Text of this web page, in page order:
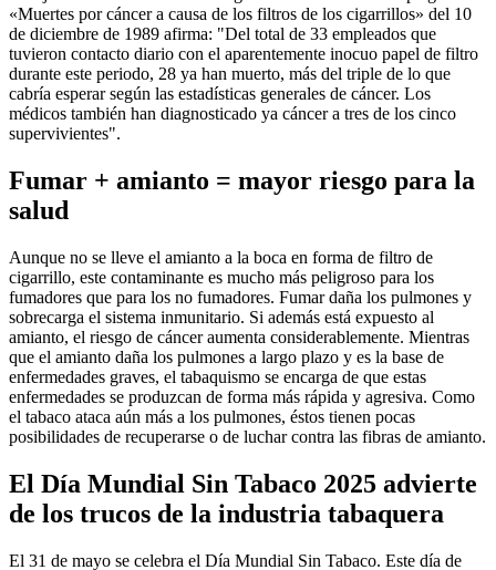
«Muertes por cáncer a causa de los filtros de los cigarrillos» del 10
de diciembre de 1989 afirma: "Del total de 33 empleados que
tuvieron contacto diario con el aparentemente inocuo papel de filtro
durante este periodo, 28 ya han muerto, más del triple de lo que
cabría esperar según las estadísticas generales de cáncer. Los
médicos también han diagnosticado ya cáncer a tres de los cinco
supervivientes".
Fumar + amianto = mayor riesgo para la
salud
Aunque no se lleve el amianto a la boca en forma de filtro de
cigarrillo, este contaminante es mucho más peligroso para los
fumadores que para los no fumadores. Fumar daña los pulmones y
sobrecarga el sistema inmunitario. Si además está expuesto al
amianto, el riesgo de cáncer aumenta considerablemente. Mientras
que el amianto daña los pulmones a largo plazo y es la base de
enfermedades graves, el tabaquismo se encarga de que estas
enfermedades se produzcan de forma más rápida y agresiva. Como
el tabaco ataca aún más a los pulmones, éstos tienen pocas
posibilidades de recuperarse o de luchar contra las fibras de amianto.
El Día Mundial Sin Tabaco 2025 advierte
de los trucos de la industria tabaquera
El 31 de mayo se celebra el Día Mundial Sin Tabaco. Este día de